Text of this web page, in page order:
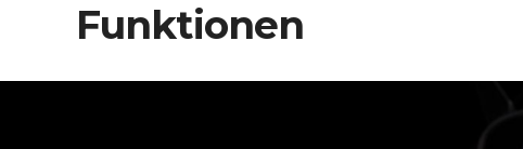
Funktionen